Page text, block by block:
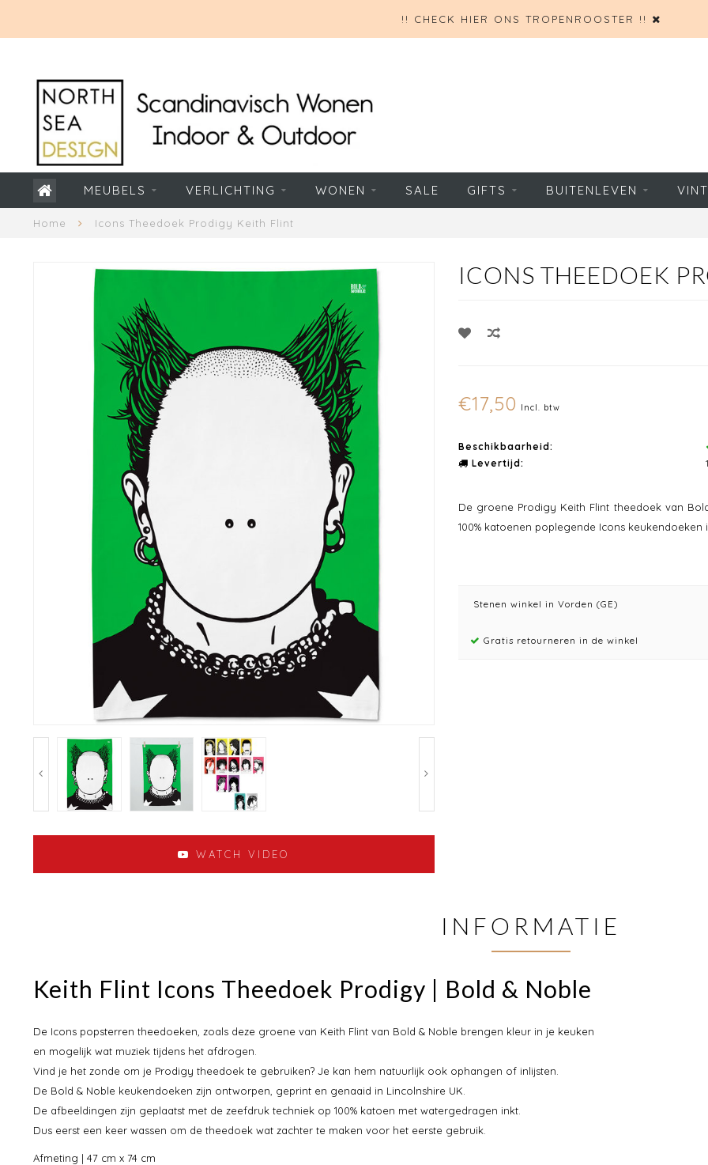
!! CHECK HIER ONS TROPENROOSTER !!
MEUBELS VERLICHTING WONEN SALE GIFTS BUITENLEVEN
Home Icons Theedoek Prodigy Keith Flint
WATCH VIDEO
ICONS THEEDOEK
€17,50 Incl. btw
Beschikbaarheid:
Levertijd:
De groene Prodigy Keith Flint theedoek van
100% katoenen poplegende Icons keukendoeken
Stenen winkel in Vorden (GE)
Gratis retourneren in de winkel
INFORMATIE
Keith Flint Icons Theedoek Prodigy | Bold & Noble
De Icons popsterren theedoeken, zoals deze groene van Keith Flint van Bold & Noble brengen kleur in je keuken
en mogelijk wat muziek tijdens het afdrogen.
Vind je het zonde om je Prodigy theedoek te gebruiken? Je kan hem natuurlijk ook ophangen of inlijsten.
De Bold & Noble keukendoeken zijn ontworpen, geprint en genaaid in Lincolnshire UK.
De afbeeldingen zijn geplaatst met de zeefdruk techniek op 100% katoen met watergedragen inkt.
Dus eerst een keer wassen om de theedoek wat zachter te maken voor het eerste gebruik.
Afmeting | 47 cm x 74 cm